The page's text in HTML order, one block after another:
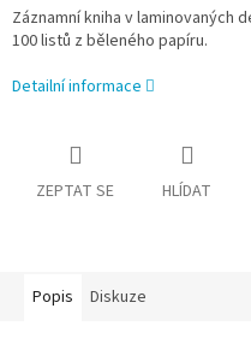
Záznamní kniha v laminovaných
100 listů z běleného papíru.
Detailní informace
ZEPTAT SE HLÍDAT
Popis Diskuze